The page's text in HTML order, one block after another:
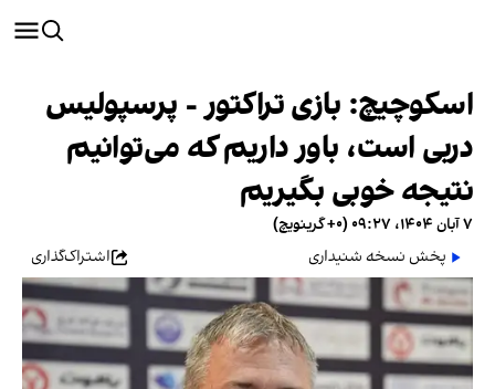
اسکوچیچ: بازی تراکتور - پرسپولیس
دربی است، باور داریم که می‌توانیم
نتیجه خوبی بگیریم
۷ آبان ۱۴۰۴، ۰۹:۲۷ (‎+۰ گرینویچ)
پخش نسخه شنیداری
اشتراک‌گذاری